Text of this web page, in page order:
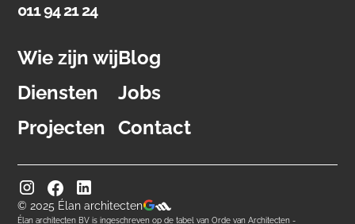
011 94 21 24
Wie zijn wij
Diensten
Projecten
Blog
Jobs
Contact
© 2025 Élan architecten
Élan architecten BV is ingeschreven op de tabel van Orde van Architecten -